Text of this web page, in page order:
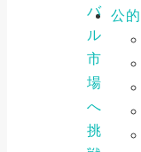
バ
ル
市
場
へ
挑
公